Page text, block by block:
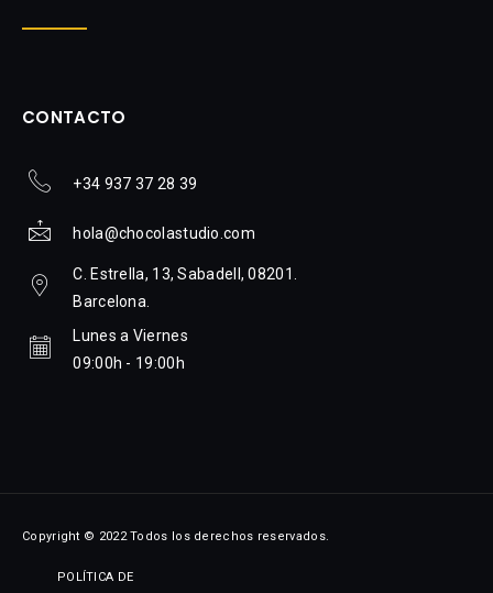
CONTACTO
+34 937 37 28 39
hola@chocolastudio.com
C. Estrella, 13, Sabadell, 08201.
Barcelona.
Lunes a Viernes
09:00h - 19:00h
Copyright © 2022 Todos los derechos reservados.
POLÍTICA DE